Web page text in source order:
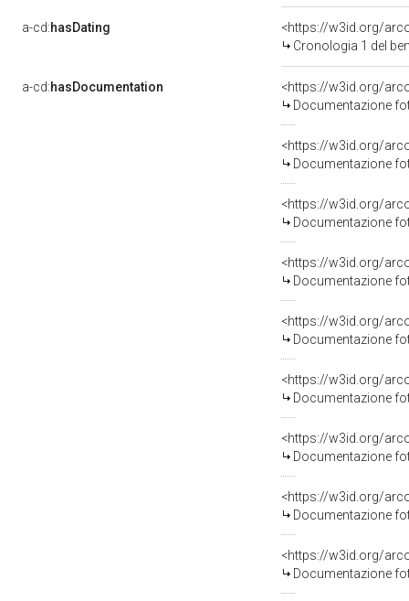
a-cd:hasDating
<https://w3id.org/
Cronologia 1 del
a-cd:hasDocumentation
Documentazione
Documentazione
Documentazione
Documentazione
Documentazione
Documentazione
Documentazione
Documentazione
Documentazione